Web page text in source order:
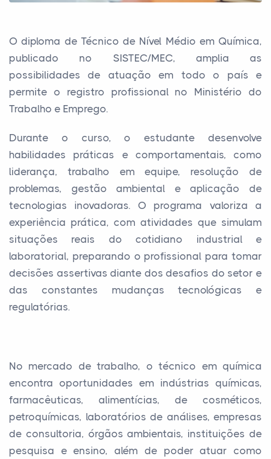
O diploma de Técnico de Nível Médio em Química,
publicado no SISTEC/MEC, amplia as
possibilidades de atuação em todo o país e
permite o registro profissional no Ministério do
Trabalho e Emprego.
Durante o curso, o estudante desenvolve
habilidades práticas e comportamentais, como
liderança, trabalho em equipe, resolução de
problemas, gestão ambiental e aplicação de
tecnologias inovadoras. O programa valoriza a
experiência prática, com atividades que simulam
situações reais do cotidiano industrial e
laboratorial, preparando o profissional para tomar
decisões assertivas diante dos desafios do setor e
das constantes mudanças tecnológicas e
regulatórias.
No mercado de trabalho, o técnico em química
encontra oportunidades em indústrias químicas,
farmacêuticas, alimentícias, de cosméticos,
petroquímicas, laboratórios de análises, empresas
de consultoria, órgãos ambientais, instituições de
pesquisa e ensino, além de poder atuar como